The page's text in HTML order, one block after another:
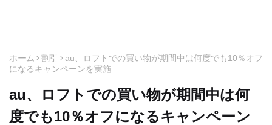
ホーム 割引
au、ロフトでの買い物が期間中は何度でも10％オフ
になるキャンペーンを実施
au、ロフトでの買い物が期間中は何
度でも10％オフになるキャンペーン